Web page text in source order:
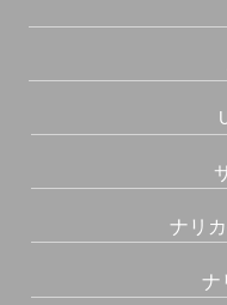
ナリ
ナ